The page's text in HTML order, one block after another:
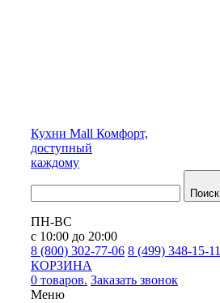
Кухни Mall Комфорт,
доступный
каждому
Поиск
ПН-ВС
с 10:00 до 20:00
8 (800) 302-77-06 8 (499) 348-15-11
КОРЗИНА
0 товаров. Заказать звонок
Меню